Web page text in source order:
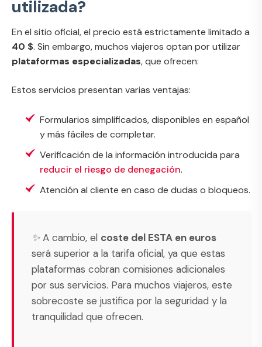
utilizada?
En el sitio oficial, el precio está estrictamente limitado a
40 $. Sin embargo, muchos viajeros optan por utilizar
plataformas especializadas, que ofrecen:
Estos servicios presentan varias ventajas:
Formularios simplificados, disponibles en español
y más fáciles de completar.
Verificación de la información introducida para
reducir el riesgo de denegación.
Atención al cliente en caso de dudas o bloqueos.
✨ A cambio, el coste del ESTA en euros
será superior a la tarifa oficial, ya que estas
plataformas cobran comisiones adicionales
por sus servicios. Para muchos viajeros, este
sobrecoste se justifica por la seguridad y la
tranquilidad que ofrecen.